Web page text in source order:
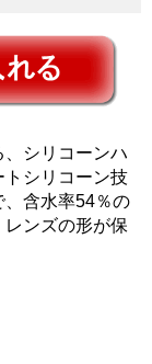
シリコーンハ
トシリコーン技
含水率54％の
ンズの形が保